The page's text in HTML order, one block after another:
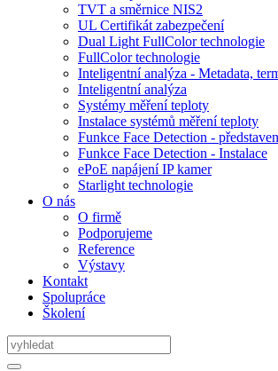
TVT a směrnice NIS2
UL Certifikát zabezpečení
Dual Light FullColor technologie
FullColor technologie
Inteligentní analýza - Metadata,
Inteligentní analýza
Systémy měření teploty
Instalace systémů měření teploty
Funkce Face Detection -
Funkce Face Detection - Instalace
ePoE napájení IP kamer
Starlight technologie
O nás
O firmě
Podporujeme
Reference
Výstavy
Kontakt
Spolupráce
Školení